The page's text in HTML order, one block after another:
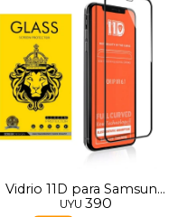
Vidrio 11D para Samsung
A07
UYU 390